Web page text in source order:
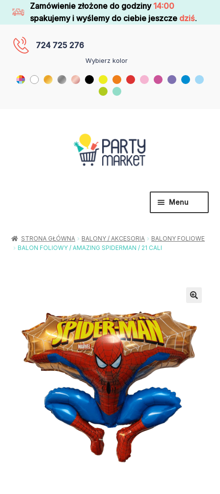
Zamówienie złożone do godziny 14:00
spakujemy i wyślemy do ciebie jeszcze dziś.
724 725 276
Wybierz kolor
Menu
menu
Urodziny / Imprezy
Rozwiń
Akcesoria Party
Moje konto
STRONA GŁÓWNA BALONY / AKCESORIA
BALONY FOLIOWE
BALON FOLIOWY / AMAZING SPIDERMAN / 21 CALI